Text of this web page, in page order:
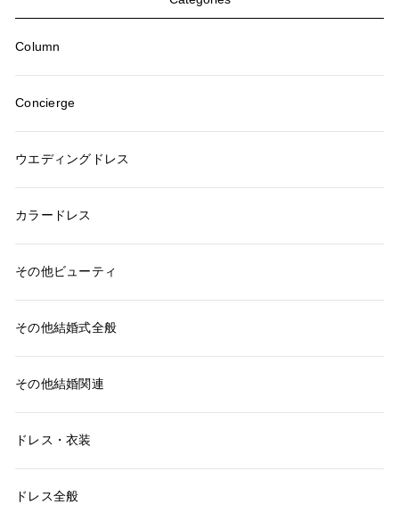
Column
Concierge
ウエディングドレス
カラードレス
その他ビューティ
その他結婚式全般
その他結婚関連
ドレス・衣装
ドレス全般